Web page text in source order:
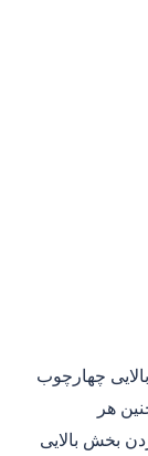
چهارچوب
هر
بخش بالایی